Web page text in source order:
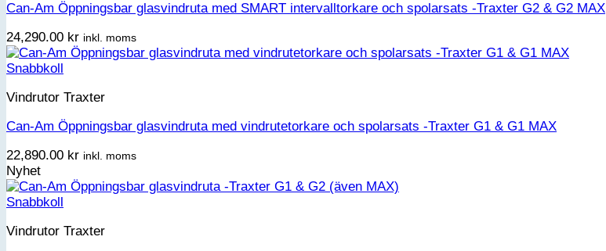
Can-Am Öppningsbar glasvindruta med SMART intervalltorkare och spolarsats -Traxter G2 & G2 MAX
24,290.00 kr inkl. moms
Snabbkoll
Vindrutor Traxter
Can-Am Öppningsbar glasvindruta med vindrutetorkare och spolarsats -Traxter G1 & G1 MAX
22,890.00 kr inkl. moms
Nyhet
Snabbkoll
Vindrutor Traxter